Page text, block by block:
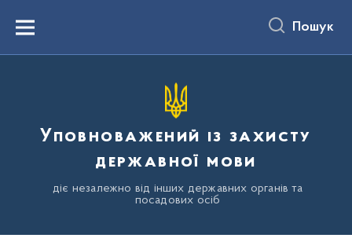
вмістуMenu Пошук
Уповноважений із захисту
державної мови
діє незалежно від інших державних органів та
посадових осіб